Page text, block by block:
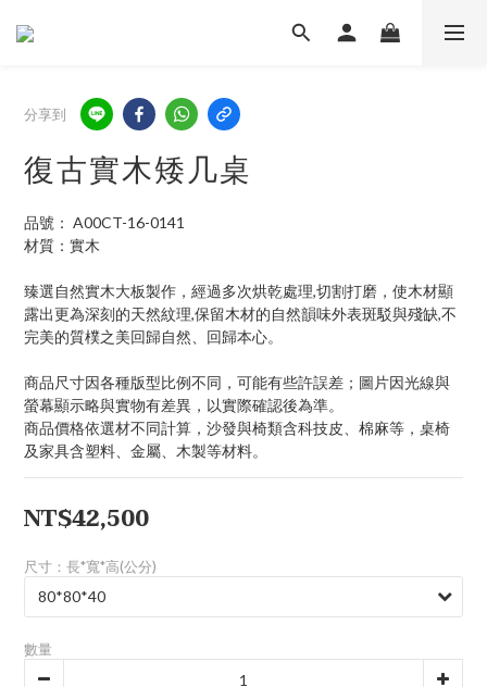
分享到
復古實木矮几桌
品號： A00CT-16-0141
材質：實木
臻選自然實木大板製作，經過多次烘乾處理,切割打磨，使木材顯
露出更為深刻的天然紋理,保留木材的自然韻味外表斑駁與殘缺,不
完美的質樸之美回歸自然、回歸本心。
商品尺寸因各種版型比例不同，可能有些許誤差；圖片因光線與
螢幕顯示略與實物有差異，以實際確認後為準。
商品價格依選材不同計算，沙發與椅類含科技皮、棉麻等，桌椅
及家具含塑料、金屬、木製等材料。
NT$42,500
尺寸：長*寬*高(公分)
數量